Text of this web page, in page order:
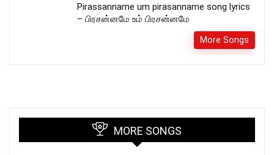
Pirassanname um pirasanname song lyrics
– பிரசன்னமே உம் பிரசன்னமே
More Songs
MORE SONGS